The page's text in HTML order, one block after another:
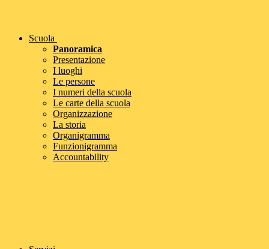
Scuola
Panoramica
Presentazione
I luoghi
Le persone
I numeri della scuola
Le carte della scuola
Organizzazione
La storia
Organigramma
Funzionigramma
Accountability